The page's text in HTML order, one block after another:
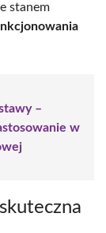
stanem
–
w